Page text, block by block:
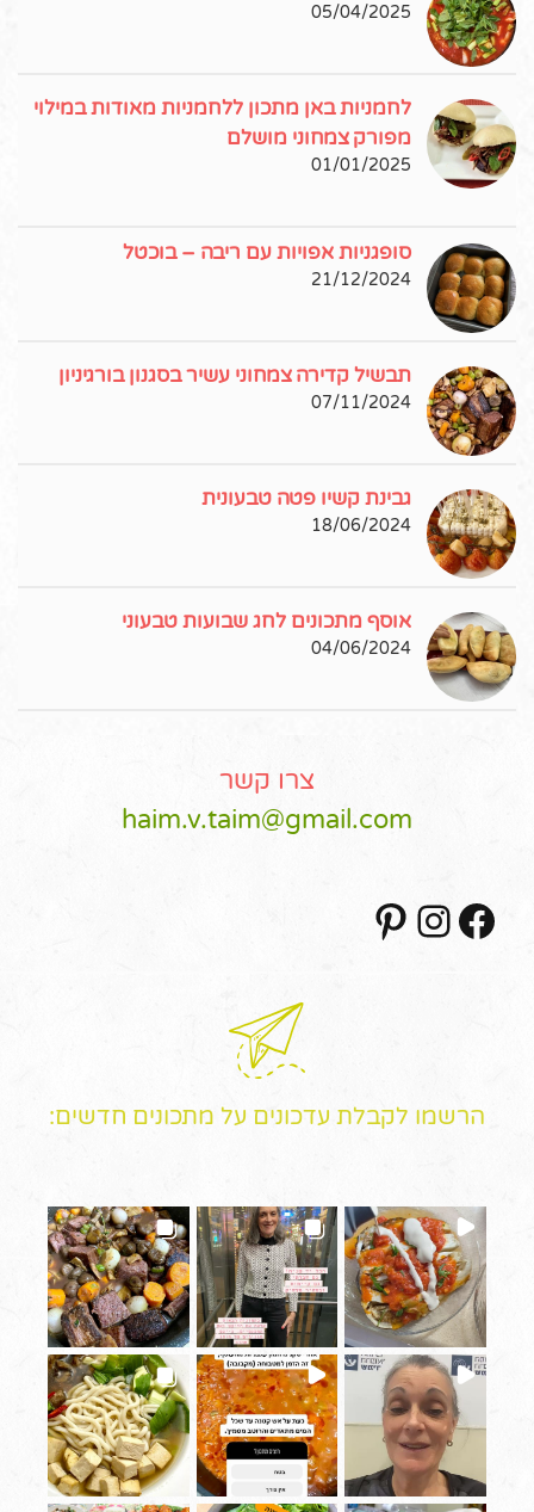
05/04/2025
לחמניות באן מתכון ללחמניות מאודות במילוי
מפורק צמחוני מושלם
01/01/2025
סופגניות אפויות עם ריבה – בוכטל
21/12/2024
תבשיל קדירה צמחוני עשיר בסגנון בורגיניון
07/11/2024
גבינת קשיו פטה טבעונית
18/06/2024
אוסף מתכונים לחג שבועות טבעוני
04/06/2024
צרו קשר
haim.v.taim@gmail.com
Facebook
Instagram
הרשמו לקבלת עדכונים על מתכונים חדשים: